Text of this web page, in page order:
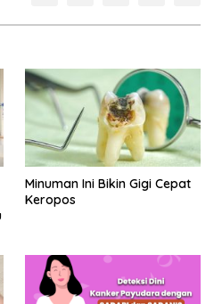
Minuman Ini Bikin Gigi Cepat
Keropos